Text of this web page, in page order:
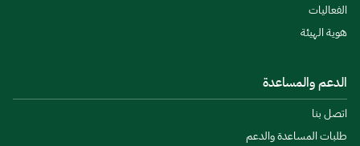
الفعاليات
هوية الهيئة
الدعم والمساعدة
اتصل بنا
طلبات المساعدة والدعم